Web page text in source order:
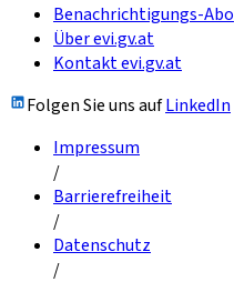
Benachrichtigungs-Abo
Über evi.gv.at
Kontakt evi.gv.at
Folgen Sie uns aufLinkedIn
Impressum
/
Barrierefreiheit
/
Datenschutz
/